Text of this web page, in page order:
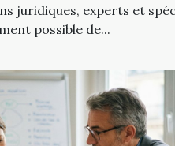
juridiques, experts et
possible de...